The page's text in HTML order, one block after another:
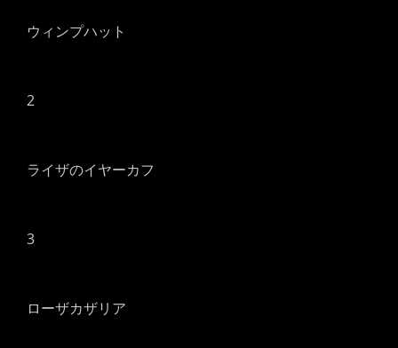
ウィンプハット
2
ライザのイヤーカフ
3
ローザカザリア